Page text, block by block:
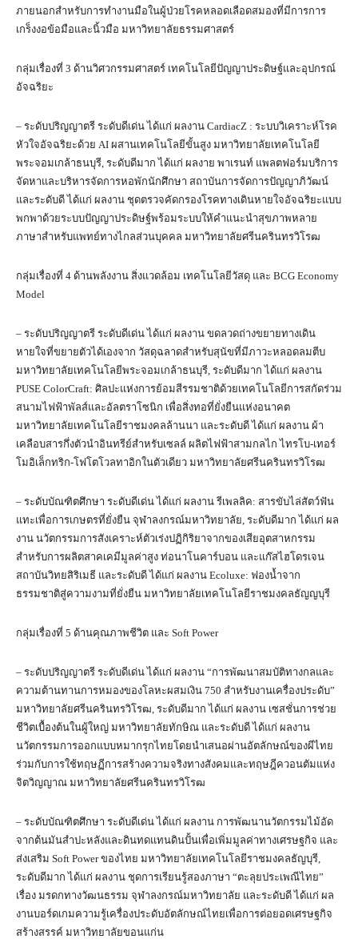
ภายนอกสำหรับการทำงานมือในผู้ป่วยโรคหลอดเลือดสมองที่มีการการ
เกร็งงอข้อมือและนิ้วมือ มหาวิทยาลัยธรรมศาสตร์
กลุ่มเรื่องที่ 3 ด้านวิศวกรรมศาสตร์ เทคโนโลยีปัญญาประดิษฐ์และอุปกรณ์
อัจฉริยะ
– ระดับปริญญาตรี ระดับดีเด่น ได้แก่ ผลงาน CardiacZ : ระบบวิเคราะห์โรค
หัวใจอัจฉริยะด้วย AI ผสานเทคโนโลยีขั้นสูง มหาวิทยาลัยเทคโนโลยี
พระจอมเกล้าธนบุรี, ระดับดีมาก ได้แก่ ผลงาย พาเรนท์ แพลตฟอร์มบริการ
จัดหาและบริหารจัดการหอพักนักศึกษา สถาบันการจัดการปัญญาภิวัฒน์
และระดับดี ได้แก่ ผลงาน ชุดตรวจคัดกรองโรคทางเดินหายใจอัจฉริยะแบบ
พกพาด้วยระบบปัญญาประดิษฐ์พร้อมระบบให้คำแนะนำสุขภาพหลาย
ภาษาสำหรับแพทย์ทางไกลส่วนบุคคล มหาวิทยาลัยศรีนครินทรวิโรฒ
กลุ่มเรื่องที่ 4 ด้านพลังงาน สิ่งแวดล้อม เทคโนโลยีวัสดุ และ BCG Economy
Model
– ระดับปริญญาตรี ระดับดีเด่น ได้แก่ ผลงาน ขดลวดถ่างขยายทางเดิน
หายใจที่ขยายตัวได้เองจาก วัสดุฉลาดสำหรับสุนัขที่มีภาวะหลอดลมตีบ
มหาวิทยาลัยเทคโนโลยีพระจอมเกล้าธนบุรี, ระดับดีมาก ได้แก่ ผลงาน
PUSE ColorCraft: ศิลปะแห่งการย้อมสีรรมชาติด้วยเทคโนโลยีการสกัดร่วม
สนามไฟฟ้าพัลส์และอัลตราโซนิก เพื่อสิ่งทอที่ยั่งยืนแห่งอนาคต
มหาวิทยาลัยเทคโนโลยีราชมงคลล้านนา และระดับดี ได้แก่ ผลงาน ผ้า
เคลือบสารกึ่งตัวนำอินทรีย์สำหรับเซลล์ ผลิตไฟฟ้าสามกลไก ไทรโบ-เทอร์
โมอิเล็กทริก-โฟโตโวลทาอิกในตัวเดียว มหาวิทยาลัยศรีนครินทรวิโรฒ
– ระดับบัณฑิตศึกษา ระดับดีเด่น ได้แก่ ผลงาน รีเพลลิค: สารขับไล่สัตว์ฟัน
แทะเพื่อการเกษตรที่ยั่งยืน จุฬาลงกรณ์มหาวิทยาลัย, ระดับดีมาก ได้แก่ ผล
งาน นวัตกรรมการสังเคราะห์ตัวเร่งปฏิกิริยาจากของเสียอุตสาหกรรม
สำหรับการผลิตสาคเคมีมูลค่าสูง ท่อนาโนคาร์บอน และแก๊สไฮโดรเจน
สถาบันวิทยสิริเมธี และระดับดี ได้แก่ ผลงาน Ecoluxe: ฟองน้ำจาก
ธรรมชาติสู่ความงามที่ยั่งยืน มหาวิทยาลัยเทคโนโลยีราชมงคลธัญญบุรี
กลุ่มเรื่องที่ 5 ด้านคุณภาพชีวิต และ Soft Power
– ระดับปริญญาตรี ระดับดีเด่น ได้แก่ ผลงาน “การพัฒนาสมบัติทางกลและ
ความต้านทานการหมองของโลหะผสมเงิน 750 สำหรับงานเครื่องประดับ”
มหาวิทยาลัยศรีนครินทรวิโรฒ, ระดับดีมาก ได้แก่ ผลงาน เซสชั่นการช่วย
ชีวิตเบื้องต้นในผู้ใหญ่ มหาวิทยาลัยทักษิณ และระดับดี ได้แก่ ผลงาน
นวัตกรรมการออกแบบหมากรุกไทยโดยนำเสนอผ่านอัตลักษณ์ของผีไทย
ร่วมกับการใช้ทฤษฏีการสร้างความจริงทางสังคมและทฤษฎีควอนตัมแห่ง
จิตวิญญาณ มหาวิทยาลัยศรีนครินทรวิโรฒ
– ระดับบัณฑิตศึกษา ระดับดีเด่น ได้แก่ ผลงาน การพัฒนานวัตกรรมไม้อัด
จากต้นมันสำปะหลังและดินทดแทนดินปั้นเพื่อเพิ่มมูลค่าทางเศรษฐกิจ และ
ส่งเสริม Soft Power ของไทย มหาวิทยาลัยเทคโนโลยีราชมงคลธัญบุรี,
ระดับดีมาก ได้แก่ ผลงาน ชุดการเรียนรู้สองภาษา “ตะลุยประเพณีไทย”
เรื่อง มรดกทางวัฒนธรรม จุฬาลงกรณ์มหาวิทยาลัย และระดับดี ได้แก่ ผล
งานบอร์ดเกมความรู้เครื่องประดับอัตลักษณ์ไทยเพื่อการต่อยอดเศรษฐกิจ
สร้างสรรค์ มหาวิทยาลัยขอนแก่น